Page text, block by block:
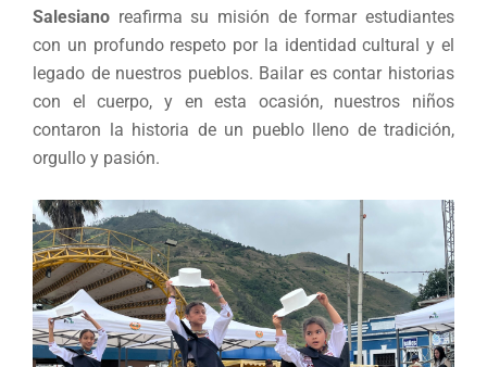
Salesiano reafirma su misión de formar estudiantes
con un profundo respeto por la identidad cultural y el
legado de nuestros pueblos. Bailar es contar historias
con el cuerpo, y en esta ocasión, nuestros niños
contaron la historia de un pueblo lleno de tradición,
orgullo y pasión.